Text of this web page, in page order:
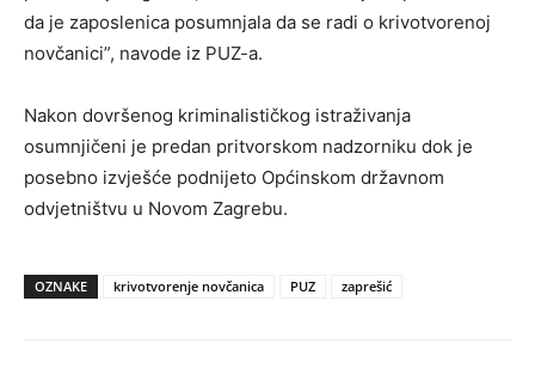
da je zaposlenica posumnjala da se radi o krivotvorenoj
novčanici”, navode iz PUZ-a.
Nakon dovršenog kriminalističkog istraživanja
osumnjičeni je predan pritvorskom nadzorniku dok je
posebno izvješće podnijeto Općinskom državnom
odvjetništvu u Novom Zagrebu.
OZNAKE krivotvorenje novčanica PUZ zaprešić